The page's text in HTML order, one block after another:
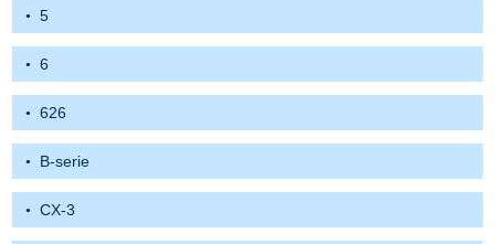
5
6
626
B-serie
CX-3